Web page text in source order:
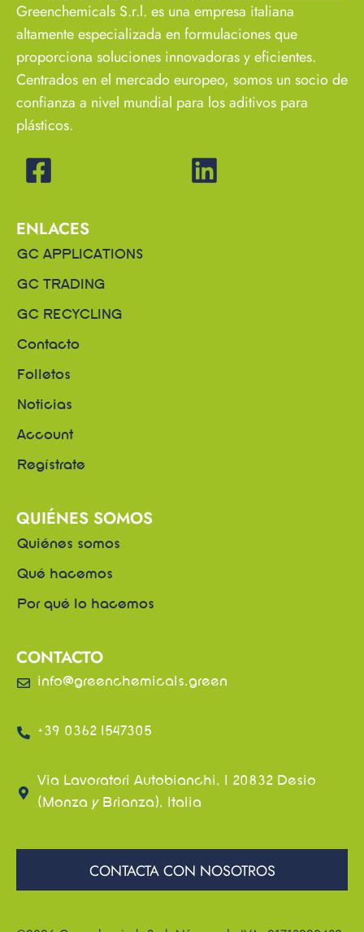
Greenchemicals S.r.l. es una empresa italiana
altamente especializada en formulaciones que
proporciona soluciones innovadoras y eficientes.
Centrados en el mercado europeo, somos un socio de
confianza a nivel mundial para los aditivos para
plásticos.
ENLACES
GC APPLICATIONS
GC TRADING
GC RECYCLING
Contacto
Folletos
Noticias
Account
Regístrate
QUIÉNES SOMOS
Quiénes somos
Qué hacemos
Por qué lo hacemos
CONTACTO
info@greenchemicals.green
+39 0362 1547305
Via Lavoratori Autobianchi, 1 20832 Desio
(Monza y Brianza), Italia
CONTACTA CON NOSOTROS